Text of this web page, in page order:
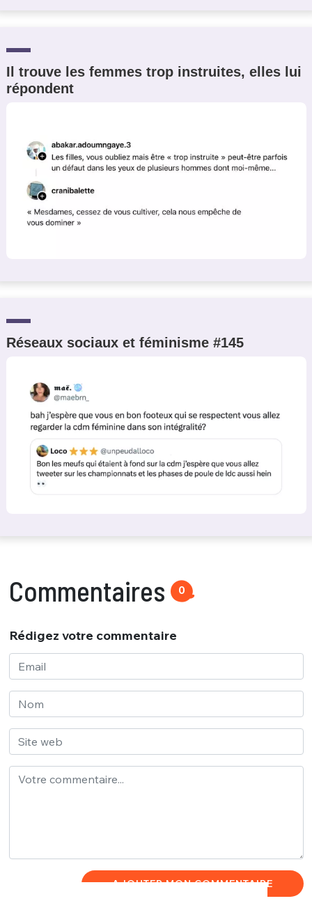
Il trouve les femmes trop instruites, elles lui
répondent
Réseaux sociaux et féminisme #145
Commentaires 0
Rédigez votre commentaire
AJOUTER MON COMMENTAIRE